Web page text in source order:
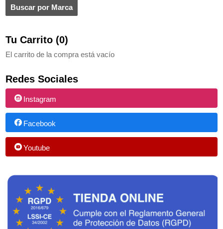
Tu Carrito (0)
El carrito de la compra está vacío
Redes Sociales
Instagram
Facebook
Youtube